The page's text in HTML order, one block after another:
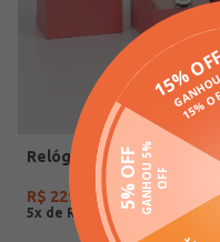
Relógio Condor Feminino PRATA
R$ 229 90
5x de R$ 45 ,98